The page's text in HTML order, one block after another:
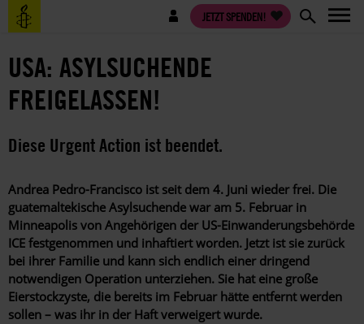
Direkt
zum
Benutzermenü JETZT SPENDEN!
USA: ASYLSUCHENDE
FREIGELASSEN!
Diese Urgent Action ist beendet.
Andrea Pedro-Francisco ist seit dem 4. Juni wieder frei. Die
guatemaltekische Asylsuchende war am 5. Februar in
Minneapolis von Angehörigen der US-Einwanderungsbehörde
ICE festgenommen und inhaftiert worden. Jetzt ist sie zurück
bei ihrer Familie und kann sich endlich einer dringend
notwendigen Operation unterziehen. Sie hat eine große
Eierstockzyste, die bereits im Februar hätte entfernt werden
sollen – was ihr in der Haft verweigert wurde.